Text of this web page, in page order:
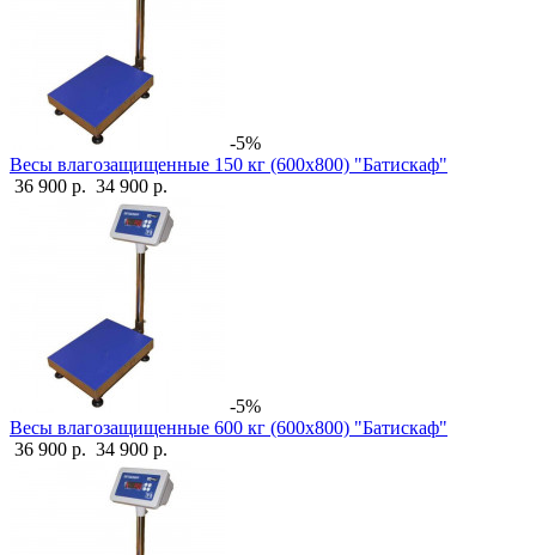
-5%
Весы влагозащищенные 150 кг (600х800) "Батискаф"
36 900 р. 34 900 р.
-5%
Весы влагозащищенные 600 кг (600х800) "Батискаф"
36 900 р. 34 900 р.